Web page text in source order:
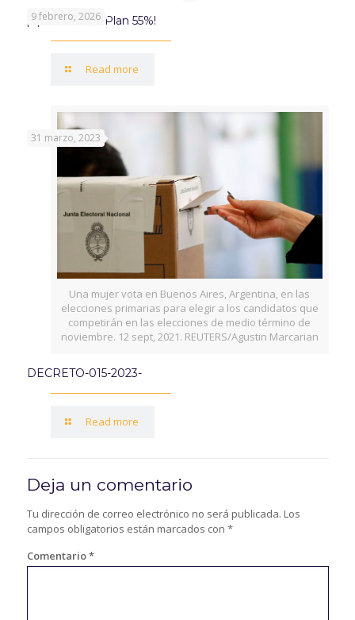
9 febrero, 2026
¡Aprovechá el Plan 55%!
Read more
Una mujer vota en Buenos Aires, Argentina, en las
elecciones primarias para elegir a los candidatos que
competirán en las elecciones de medio término de
noviembre. 12 sept, 2021. REUTERS/Agustin Marcarian
31 marzo, 2023
DECRETO-015-2023-
Read more
Deja un comentario
Tu dirección de correo electrónico no será publicada. Los
campos obligatorios están marcados con *
Comentario*